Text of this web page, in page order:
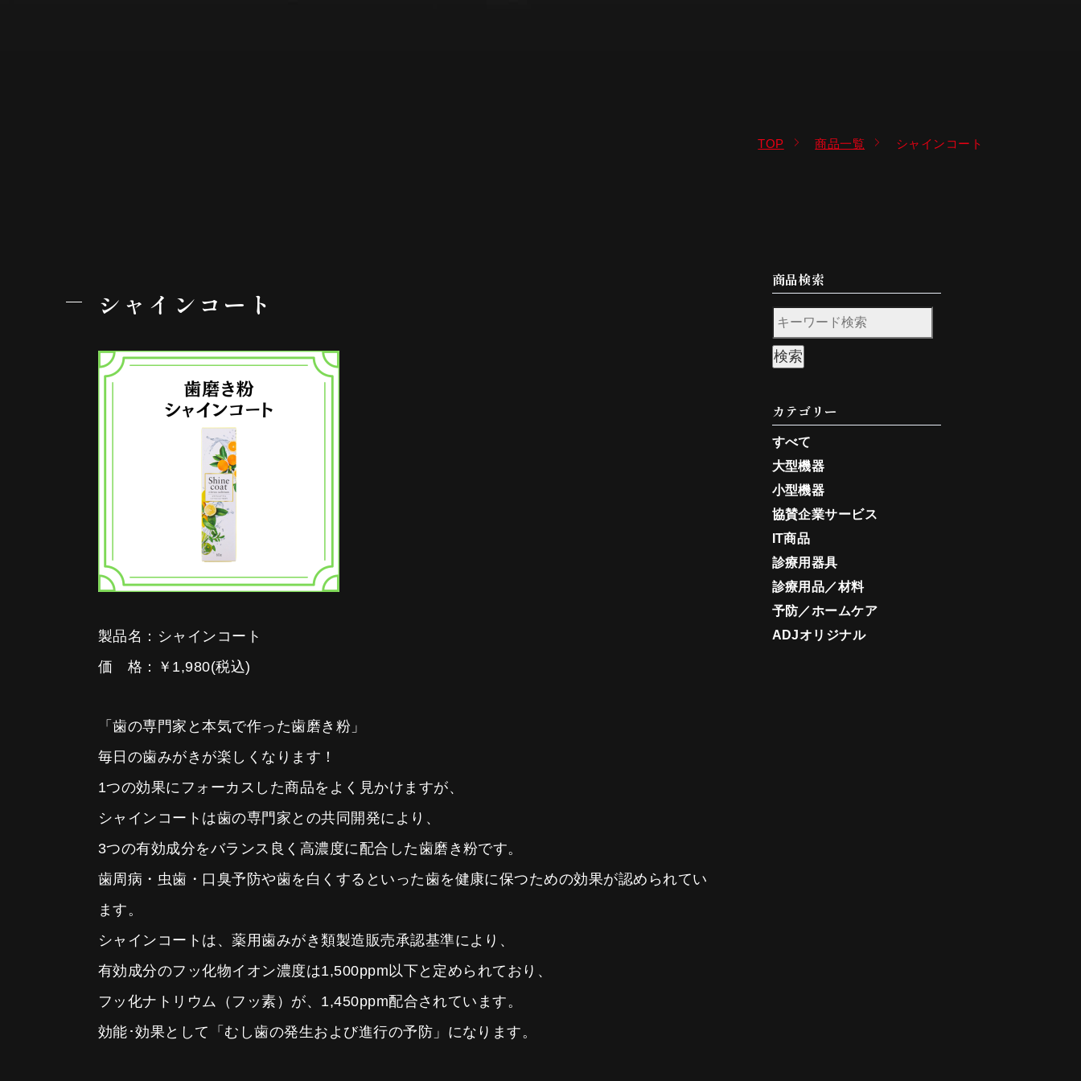
TOP 商品一覧 シャインコート
シャインコート
製品名：シャインコート
価 格：￥1,980(税込)
「歯の専門家と本気で作った歯磨き粉」
毎日の歯みがきが楽しくなります！
1つの効果にフォーカスした商品をよく見かけますが、
シャインコートは歯の専門家との共同開発により、
3つの有効成分をバランス良く高濃度に配合した歯磨き粉です。
歯周病・虫歯・口臭予防や歯を白くするといった歯を健康に保つための効果が認められてい
ます。
シャインコートは、薬用歯みがき類製造販売承認基準により、
有効成分のフッ化物イオン濃度は1,500ppm以下と定められており、
フッ化ナトリウム（フッ素）が、1,450ppm配合されています。
効能･効果として「むし歯の発生および進行の予防」になります。
商品検索
検索
カテゴリー
すべて
大型機器
小型機器
協賛企業サービス
IT商品
診療用器具
診療用品／材料
予防／ホームケア
ADJオリジナル